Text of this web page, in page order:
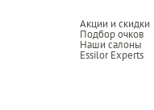
Акции и скидки
Подбор очков
Наши салоны
Essilor Experts